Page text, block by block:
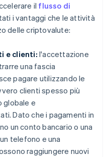
il flusso di
i vantaggi che le attività
delle criptovalute:
e clienti:l'accettazione
una fascia
pagare utilizzando le
clienti spesso più
globale e
Dato che i pagamenti in
un conto bancario o una
telefono e una
raggiungere nuovi